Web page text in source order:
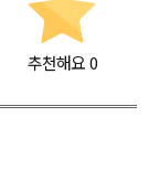
추천해요 0